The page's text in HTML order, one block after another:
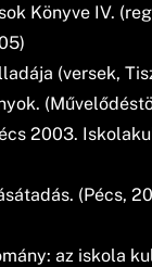
Könyve IV.
(versek,
2003.
(Pécs,
az iskola